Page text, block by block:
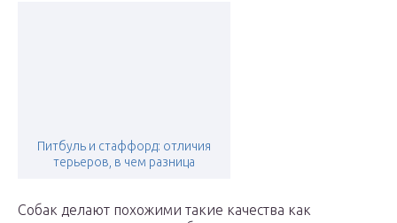
Питбуль и стаффорд: отличия
терьеров, в чем разница
Собак делают похожими такие качества как